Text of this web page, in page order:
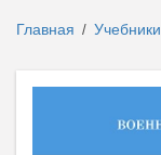
Главная / Учебники